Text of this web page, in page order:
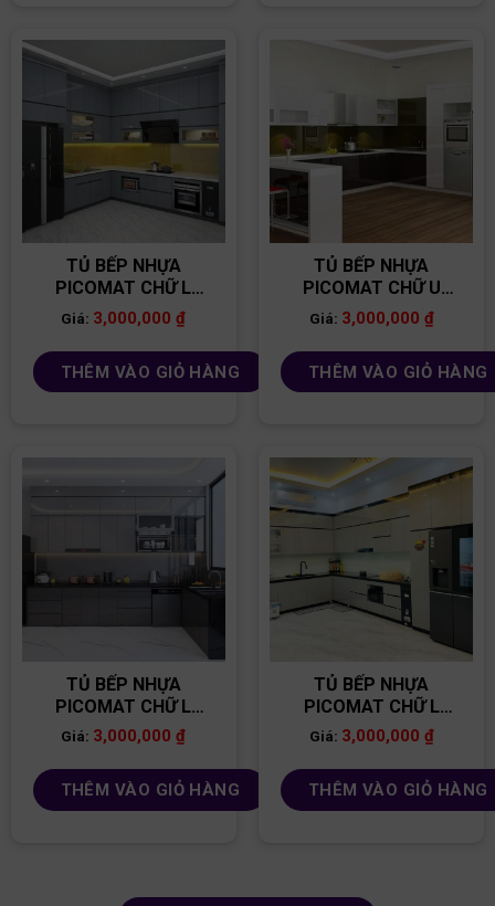
TỦ BẾP NHỰA
PICOMAT CHỮ L
TB74
Giá: 3,000,000₫
THÊM VÀO GIỎ HÀNG
TỦ BẾP NHỰA
PICOMAT CHỮ U
TB86
Giá: 3,000,000 ₫
THÊM VÀO GIỎ HÀNG
TỦ BẾP NHỰA
PICOMAT CHỮ L
TB99
Giá: 3,000,000₫
THÊM VÀO GIỎ HÀNG
TỦ BẾP NHỰA
PICOMAT CHỮ L
TB100
Giá: 3,000,000 ₫
THÊM VÀO GIỎ HÀNG